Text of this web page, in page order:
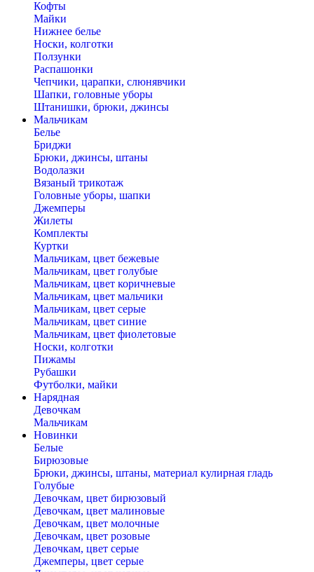
Кофты
Майки
Нижнее белье
Носки, колготки
Ползунки
Распашонки
Чепчики, царапки, слюнявчики
Шапки, головные уборы
Штанишки, брюки, джинсы
Мальчикам
Белье
Бриджи
Брюки, джинсы, штаны
Водолазки
Вязаный трикотаж
Головные уборы, шапки
Джемперы
Жилеты
Комплекты
Куртки
Мальчикам, цвет бежевые
Мальчикам, цвет голубые
Мальчикам, цвет коричневые
Мальчикам, цвет мальчики
Мальчикам, цвет серые
Мальчикам, цвет синие
Мальчикам, цвет фиолетовые
Носки, колготки
Пижамы
Рубашки
Футболки, майки
Нарядная
Девочкам
Мальчикам
Новинки
Белые
Бирюзовые
Брюки, джинсы, штаны, материал кулирная гладь
Голубые
Девочкам, цвет бирюзовый
Девочкам, цвет малиновые
Девочкам, цвет молочные
Девочкам, цвет розовые
Девочкам, цвет серые
Джемперы, цвет серые